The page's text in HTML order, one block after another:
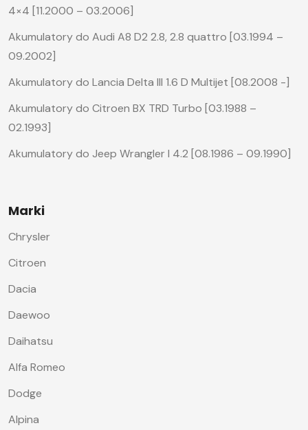
4×4 [11.2000 – 03.2006]
Akumulatory do Audi A8 D2 2.8, 2.8 quattro [03.1994 –
09.2002]
Akumulatory do Lancia Delta III 1.6 D Multijet [08.2008 -]
Akumulatory do Citroen BX TRD Turbo [03.1988 –
02.1993]
Akumulatory do Jeep Wrangler I 4.2 [08.1986 – 09.1990]
Marki
Chrysler
Citroen
Dacia
Daewoo
Daihatsu
Alfa Romeo
Dodge
Alpina